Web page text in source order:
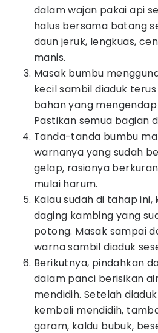
dalam wajan pakai api
halus bersama batang
daun jeruk, lengkuas,
manis.
Masak bumbu
kecil sambil diaduk
bahan yang
Pastikan semua bagian
Tanda-tanda bumbu
warnanya yang sudah
gelap, rasionya
mulai harum.
Kalau sudah di tahap
daging kambing yang
potong. Masak sampai
warna sambil diaduk
Berikutnya, pindahkan
dalam panci berisikan
mendidih. Setelah
kembali mendidih,
garam, kaldu bubuk,